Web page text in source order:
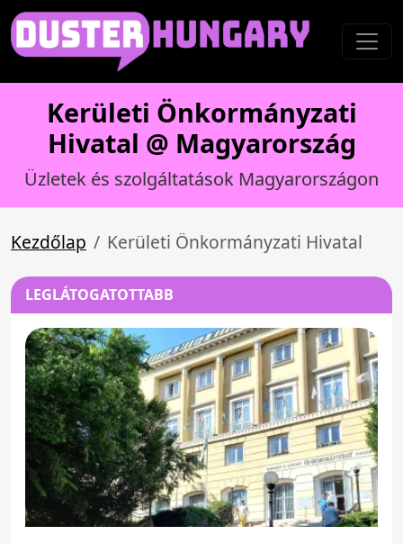
Kerületi Önkormányzati
Hivatal @ Magyarország
Üzletek és szolgáltatások Magyarországon
Kezdőlap Kerületi Önkormányzati Hivatal
LEGLÁTOGATOTTABB